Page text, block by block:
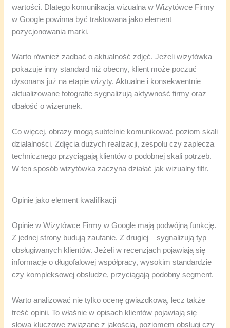
wartości. Dlatego komunikacja wizualna w Wizytówce Firmy
w Google powinna być traktowana jako element
pozycjonowania marki.
Warto również zadbać o aktualność zdjęć. Jeżeli wizytówka
pokazuje inny standard niż obecny, klient może poczuć
dysonans już na etapie wizyty. Aktualne i konsekwentnie
aktualizowane fotografie sygnalizują aktywność firmy oraz
dbałość o wizerunek.
Co więcej, obrazy mogą subtelnie komunikować poziom skali
działalności. Zdjęcia dużych realizacji, zespołu czy zaplecza
technicznego przyciągają klientów o podobnej skali potrzeb.
W ten sposób wizytówka zaczyna działać jak wizualny filtr.
Opinie jako element kwalifikacji
Opinie w Wizytówce Firmy w Google mają podwójną funkcję.
Z jednej strony budują zaufanie. Z drugiej – sygnalizują typ
obsługiwanych klientów. Jeżeli w recenzjach pojawiają się
informacje o długofalowej współpracy, wysokim standardzie
czy kompleksowej obsłudze, przyciągają podobny segment.
Warto analizować nie tylko ocenę gwiazdkową, lecz także
treść opinii. To właśnie w opisach klientów pojawiają się
słowa kluczowe związane z jakością, poziomem obsługi czy